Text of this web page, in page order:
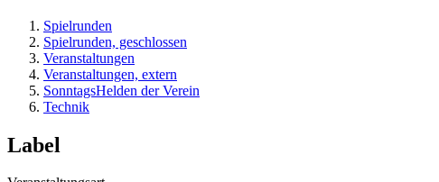
Spielrunden
Spielrunden, geschlossen
Veranstaltungen
Veranstaltungen, extern
SonntagsHelden der Verein
Technik
Label